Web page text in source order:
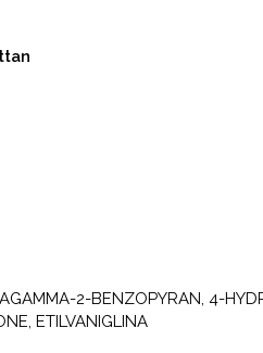
2-BENZOPYRAN, 4-
ETILVANIGLINA